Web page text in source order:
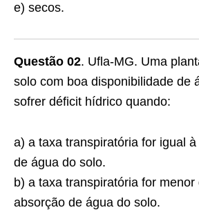
e) secos.
Questão 02. Ufla-MG. Uma
solo com boa disponibilidade de
sofrer déficit hídrico quando:
a) a taxa transpiratória for igual
de água do solo.
b) a taxa transpiratória for
absorção de água do solo.